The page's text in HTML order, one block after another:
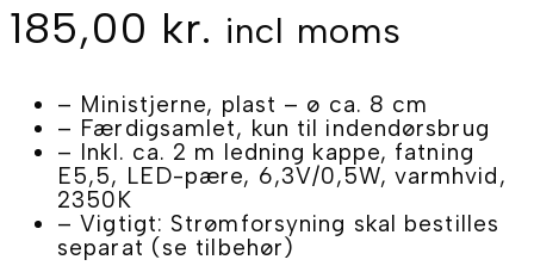
185,00 kr. incl moms
– Ministjerne, plast – ø ca. 8 cm
– Færdigsamlet, kun til indendørsbrug
– Inkl. ca. 2 m ledning kappe, fatning
E5,5, LED-pære, 6,3V/0,5W, varmhvid,
2350K
– Vigtigt: Strømforsyning skal bestilles
separat (se tilbehør)